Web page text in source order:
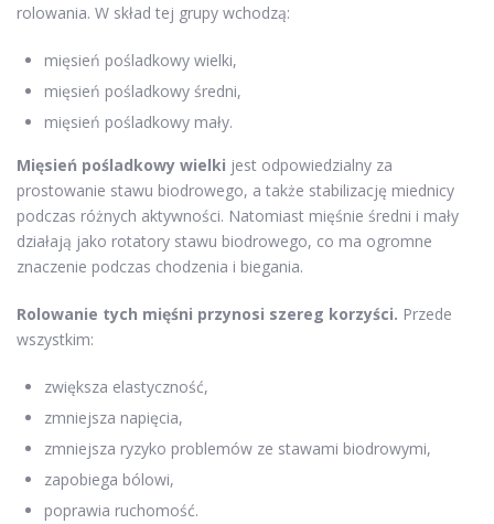
rolowania. W skład tej grupy wchodzą:
mięsień pośladkowy wielki,
mięsień pośladkowy średni,
mięsień pośladkowy mały.
Mięsień pośladkowy wielki jest odpowiedzialny za
prostowanie stawu biodrowego, a także stabilizację miednicy
podczas różnych aktywności. Natomiast mięśnie średni i mały
działają jako rotatory stawu biodrowego, co ma ogromne
znaczenie podczas chodzenia i biegania.
Rolowanie tych mięśni przynosi szereg korzyści. Przede
wszystkim:
zwiększa elastyczność,
zmniejsza napięcia,
zmniejsza ryzyko problemów ze stawami biodrowymi,
zapobiega bólowi,
poprawia ruchomość.